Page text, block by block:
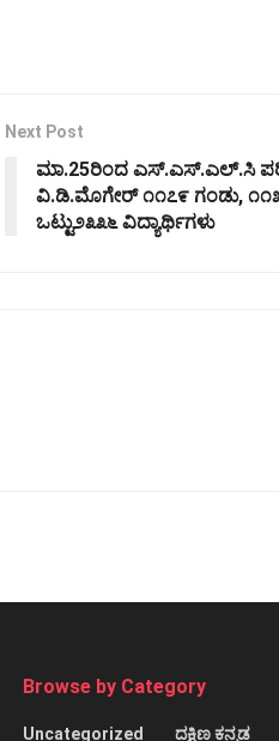
Next Post
ಮಾ.25ರಿಂದ ಎಸ್.ಎಸ್.ಎಲ್.ಸಿ
ವಿ.ಡಿ.ಮೊಗೇರ್ ೧೧೭೯ ಗಂಡು,
ಒಟ್ಟು೨೩೩೬ ವಿದ್ಯಾರ್ಥಿಗಳು
Browse by Category
Uncategorized ದಕ್ಷಿಣ ಕನ್ನಡ